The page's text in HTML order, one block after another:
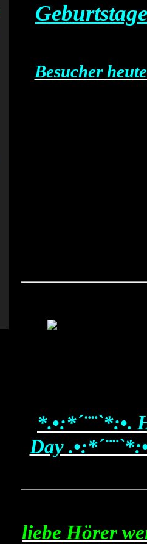
Besucher
*.•:*´¨¨`*:•.
Day
liebe Hörer